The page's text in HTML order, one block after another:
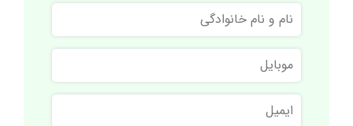
نام
و
نام
خانوادگی
موبایل
ایمیل